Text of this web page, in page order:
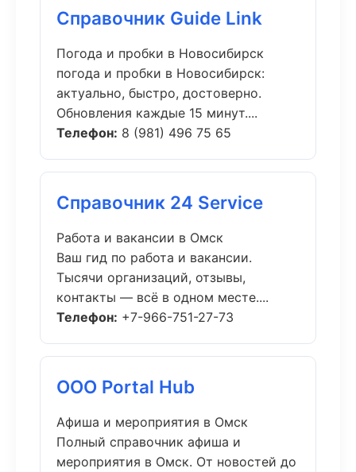
Справочник Guide Link
Погода и пробки в Новосибирск
погода и пробки в Новосибирск:
актуально, быстро, достоверно.
Обновления каждые 15 минут....
Телефон: 8 (981) 496 75 65
Справочник 24 Service
Работа и вакансии в Омск
Ваш гид по работа и вакансии.
Тысячи организаций, отзывы,
контакты — всё в одном месте....
Телефон: +7-966-751-27-73
ООО Portal Hub
Афиша и мероприятия в Омск
Полный справочник афиша и
мероприятия в Омск. От новостей до